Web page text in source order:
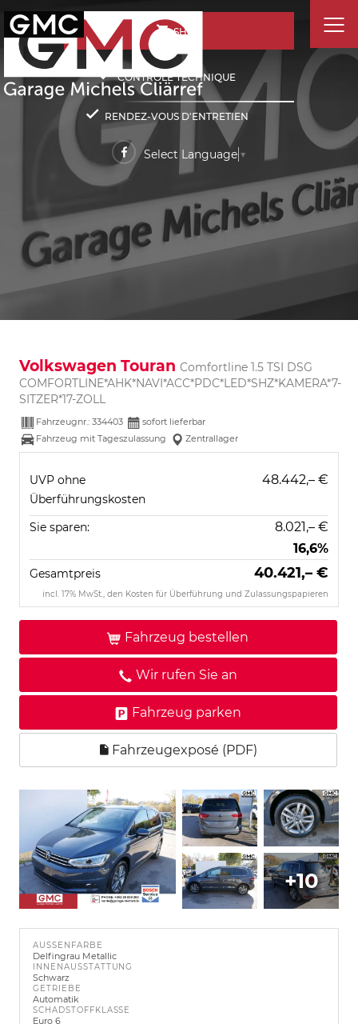
SHOP
CONTRÔLE TECHNIQUE
RENDEZ-VOUS D'ENTRETIEN
Select Language ▼
Volkswagen Touran Comfortline 1.5 TSI DSG
COMFORTLINE*AHK*NAVI*ACC*PDC*LED*SHZ*KAMERA*7-
SITZER*17-ZOLL
Fahrzeugnr.: 334403
sofort lieferbar
Fahrzeug mit Tageszulassung
Zentrallager
UVP ohne
Überführungskosten
48.442,– €
Sie sparen:
8.021,– €
16,6%
Gesamtpreis 40.421,– €
incl. 17% MwSt., den Kosten für Überführung und Zulassungspapieren
Fahrzeug bestellen
Wir rufen Sie an
Fahrzeug parken
Fahrzeugexposé (PDF)
+10
AUSSENFARBE
Delfingrau Metallic
INNENAUSSTATTUNG
Schwarz
GETRIEBE
Automatik
SCHADSTOFFKLASSE
Euro 6